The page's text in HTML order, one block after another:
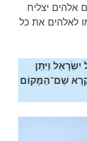
אלהים יצליח
לאלהים את כל
וַיִּתֵּן
שֵׁם־הַמָּקוֹם